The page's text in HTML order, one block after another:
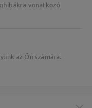
vonatkozó
az Ön számára.